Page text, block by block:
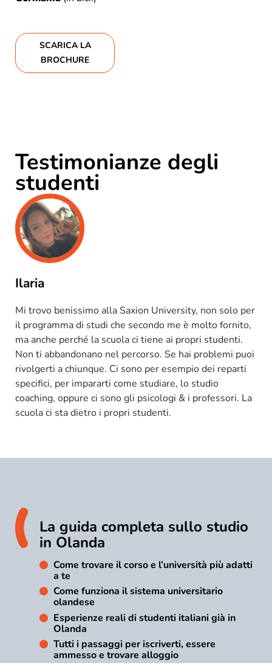
SCARICA LA
BROCHURE
Testimonianze degli
studenti
Ilaria
Mi trovo benissimo alla Saxion University, non solo per
il programma di studi che secondo me è molto fornito,
ma anche perché la scuola ci tiene ai propri studenti.
Non ti abbandonano nel percorso. Se hai problemi puoi
rivolgerti a chiunque. Ci sono per esempio dei reparti
specifici, per impararti come studiare, lo studio
coaching, oppure ci sono gli psicologi & i professori. La
scuola ci sta dietro i propri studenti.
La guida completa sullo studio
in Olanda
Come trovare il corso e l’università più adatti
a te
Come funziona il sistema universitario
olandese
Esperienze reali di studenti italiani già in
Olanda
Tutti i passaggi per iscriverti, essere
ammesso e trovare alloggio